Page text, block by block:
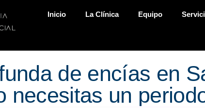
Inicio La Clínica Equipo
de encías en
necesitas un